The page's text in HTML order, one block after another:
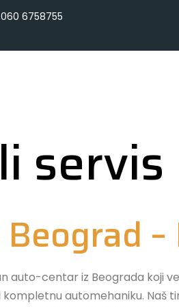
060 6758755
auto-centar iz Beograda koji
automehaniku. Naš